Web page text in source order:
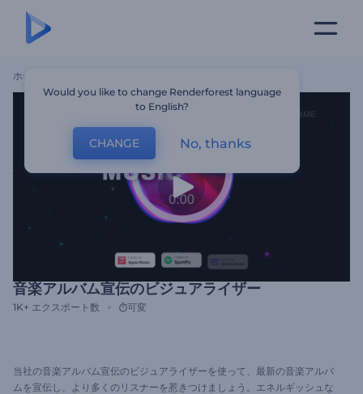
ホーム
音楽アルバム宣伝のビジュアライザー
1K+ エクスポート数 可変
当社の音楽アルバム宣伝のビジュアライザーを使って、最新の音楽アルバ
ムを宣伝し、より多くのリスナーを惹きつけましょう。エネルギッシュな
Would you like to change Renderforest language
to English?
CHANGE No, thanks